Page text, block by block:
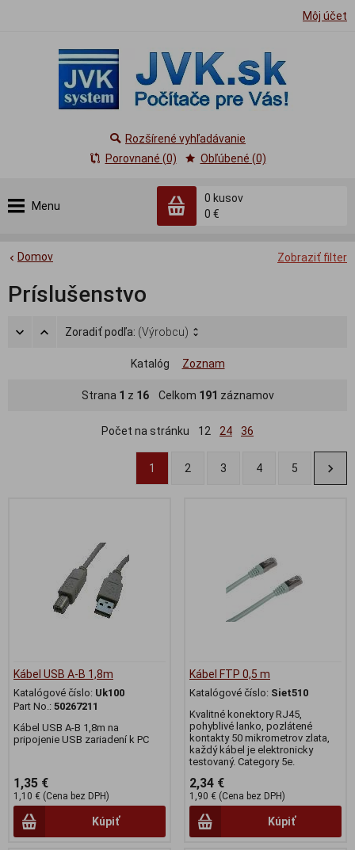
Môj účet
Menu
0 kusov
0 €
Rozšírené vyhľadávanie
Porovnané (0)
Obľúbené (0)
Zobraziť filter
Domov
Príslušenstvo
Zoradiť podľa: (Výrobcu)
Katalóg Zoznam
Strana 1 z 16Celkom 191 záznamov
Počet na stránku 12 24 36
1 2 3 4 5
Kábel USB A-B 1,8m
Katalógové číslo: Uk100
Part No.: 50267211
Kábel USB A-B 1,8m na
pripojenie USB zariadení k PC
1,35 €
1,10 € (Cena bez DPH)
Kúpiť
Kábel FTP 0,5 m
Katalógové číslo: Siet510
Kvalitné konektory RJ45,
pohyblivé lanko, pozlátené
kontakty 50 mikrometrov zlata,
každý kábel je elektronicky
testovaný. Category 5e.
2,34 €
1,90 € (Cena bez DPH)
Kúpiť